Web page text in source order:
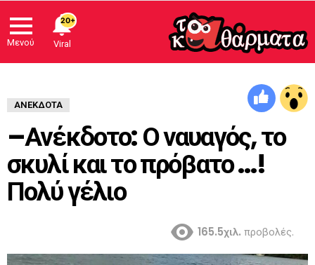
Μενού
ΑΝΈΚΔΟΤΑ
–Ανέκδοτο: Ο ναυαγός, το
σκυλί και το πρόβατο …!
Πολύ γέλιο
165.5χιλ. προβολές.
20+
Viral